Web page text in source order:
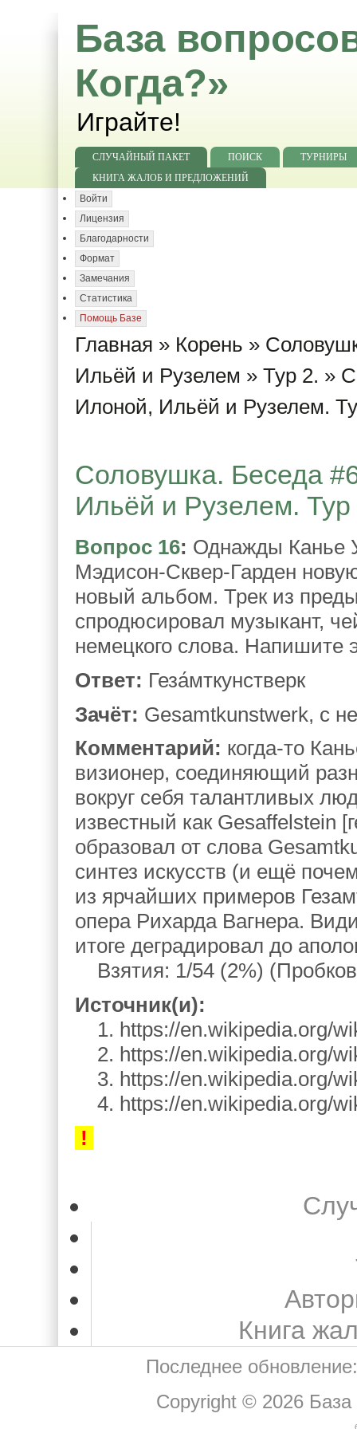
База
Когда?»
Играйте!
СЛУЧАЙНЫЙ ПАКЕТ ПОИСК
ТУРНИРЫ
КНИГА ЖАЛОБ И ПРЕДЛОЖЕНИЙ
Войти
Лицензия
Благодарности
Формат
Замечания
Статистика
Помощь Базе
Главная » Корень »
Ильёй и Рузелем » Тур 2. »
Илоной, Ильёй и Рузелем.
Соловушка. Беседа
Ильёй и Рузелем.
Вопрос 16: Однажды Канье
Мэдисон-Сквер-Гарден
новый альбом. Трек из
спродюсировал музыкант,
немецкого слова. Напишите
Ответ: Геза́мткунстверк
Зачёт: Gesamtkunstwerk, с
Комментарий: когда-то
визионер, соединяющий
вокруг себя талантливых
известный как Gesaffelstein
образовал от слова
синтез искусств (и ещё
из ярчайших примеров
опера Рихарда Вагнера.
итоге деградировал до
Взятия: 1/54 (2%)
Источник(и):
1. https://en.wikipedia.org/
2. https://en.wikipedia.org/
3. https://en.wikipedia.org/
4. https://en.wikipedia.org/
!
Книга
Последнее
Copyright © 2026 База